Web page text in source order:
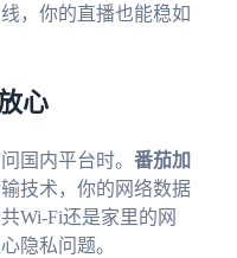
，你的直播也能稳如
心
国内平台时。 番茄加
技术，你的网络数据
Wi-Fi还是家里的网
隐私问题。